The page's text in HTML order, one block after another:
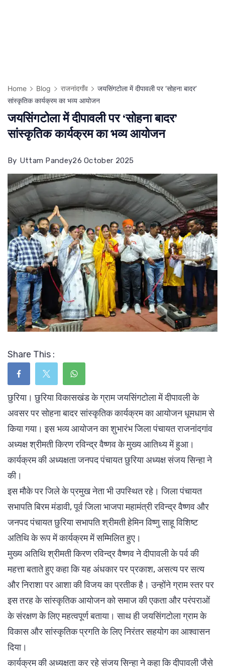
Home Blog राजनांदगाँव
जयसिंगटोला में दीपावली पर ‘सोहना बादर’
सांस्कृतिक कार्यक्रम का भव्य आयोजन
जयसिंगटोला में दीपावली पर ‘सोहना बादर’
सांस्कृतिक कार्यक्रम का भव्य आयोजन
By Uttam Pandey26 October 2025
Share This :
छुरिया। छुरिया विकासखंड के ग्राम जयसिंगटोला में दीपावली के
अवसर पर सोहना बादर सांस्कृतिक कार्यक्रम का आयोजन धूमधाम से
किया गया। इस भव्य आयोजन का शुभारंभ जिला पंचायत राजनांदगांव
अध्यक्ष श्रीमती किरण रविन्द्र वैष्णव के मुख्य आतिथ्य में हुआ।
कार्यक्रम की अध्यक्षता जनपद पंचायत छुरिया अध्यक्ष संजय सिन्हा ने
की।
इस मौके पर जिले के प्रमुख नेता भी उपस्थित रहे। जिला पंचायत
सभापति बिरम मंडावी, पूर्व जिला भाजपा महामंत्री रविन्द्र वैष्णव और
जनपद पंचायत छुरिया सभापति श्रीमती हेमिन विष्णु साहू विशिष्ट
अतिथि के रूप में कार्यक्रम में सम्मिलित हुए।
मुख्य अतिथि श्रीमती किरण रविन्द्र वैष्णव ने दीपावली के पर्व की
महत्ता बताते हुए कहा कि यह अंधकार पर प्रकाश, असत्य पर सत्य
और निराशा पर आशा की विजय का प्रतीक है। उन्होंने ग्राम स्तर पर
इस तरह के सांस्कृतिक आयोजन को समाज की एकता और परंपराओं
के संरक्षण के लिए महत्वपूर्ण बताया। साथ ही जयसिंगटोला ग्राम के
विकास और सांस्कृतिक प्रगति के लिए निरंतर सहयोग का आश्वासन
दिया।
कार्यक्रम की अध्यक्षता कर रहे संजय सिन्हा ने कहा कि दीपावली जैसे